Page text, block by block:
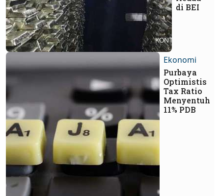
di BEI
Ekonomi
Purbaya
Optimistis
Tax Ratio
Menyentuh
11% PDB